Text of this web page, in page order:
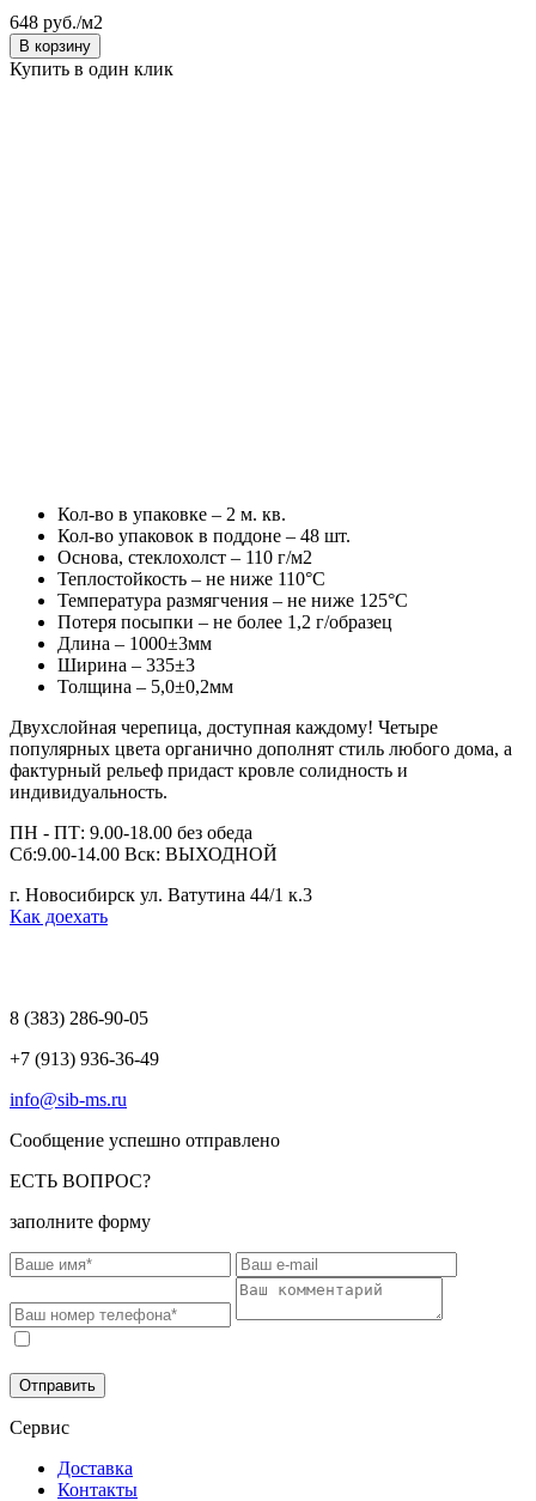
648 руб./м2
В корзину
Купить в один клик
Кол-во в упаковке – 2 м. кв.
Кол-во упаковок в поддоне – 48 шт.
Основа, стеклохолст – 110 г/м2
Теплостойкость – не ниже 110°С
Температура размягчения – не ниже 125°С
Потеря посыпки – не более 1,2 г/образец
Длина – 1000±3мм
Ширина – 335±3
Толщина – 5,0±0,2мм
Двухслойная черепица, доступная каждому! Четыре
популярных цвета органично дополнят стиль любого дома, а
фактурный рельеф придаст кровле солидность и
индивидуальность.
ПН - ПТ: 9.00-18.00 без обеда
Сб:9.00-14.00 Вск: ВЫХОДНОЙ
г. Новосибирск ул. Ватутина 44/1 к.3
Как доехать
8 (383) 286-90-05
+7 (913) 936-36-49
info@sib-ms.ru
Сообщение успешно отправлено
ЕСТЬ ВОПРОС?
заполните форму
Отправить
Сервис
Доставка
Контакты